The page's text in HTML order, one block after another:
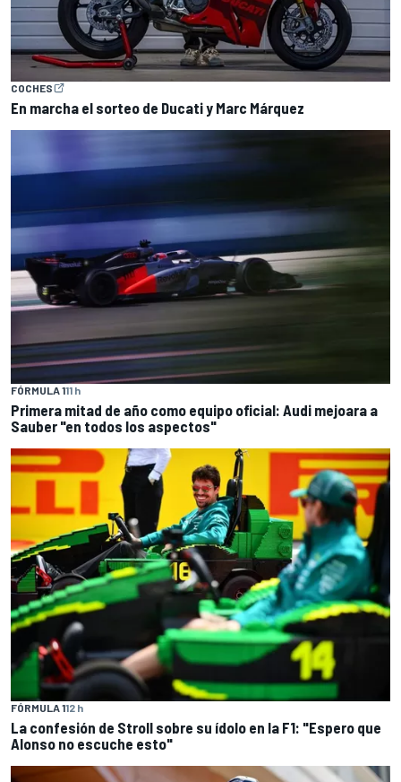
COCHES
En marcha el sorteo de Ducati y Marc Márquez
FÓRMULA 111 h
Primera mitad de año como equipo oficial: Audi mejoara a
Sauber "en todos los aspectos"
FÓRMULA 112 h
La confesión de Stroll sobre su ídolo en la F1: "Espero que
Alonso no escuche esto"